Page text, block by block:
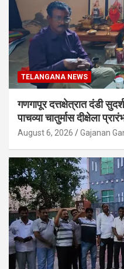
TELANGANA NEWS
गणगापूर दत्तक्षेत्रात दंडी
पाचव्या चातुर्मास दीक्षेला
August 6, 2026 Gajanan